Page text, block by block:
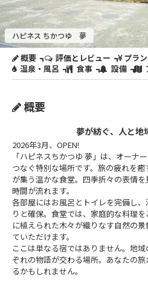
ハピネス ちかつゆ 夢
概要 評価とレビュー プラン
温泉・風呂
食事 設備
概要
夢が紡ぐ、人と地
2026年3月、OPEN!
「ハピネスちかつゆ 夢」は、オーナ
つなぐ特別な場所です。旅の疲れを
が集う温かな食堂。四季折々の表情
時間が流れます。
各部屋にはお風呂とトイレを完備し
りと確保。食堂では、家庭的な料理
に植えられた木々が織りなす自然の
ていただけます。
ここは単なる宿ではありません。地
ぞれの物語が交わる場所。あなたの
るかもしれません。